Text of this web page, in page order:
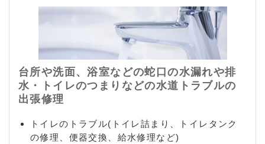
台所や洗面、浴室などの蛇口の水漏れや排
水・トイレのつまりなどの水道トラブルの
出張修理
トイレのトラブル(トイレ詰まり、トイレタンク
の修理、便器交換、給水修理など)